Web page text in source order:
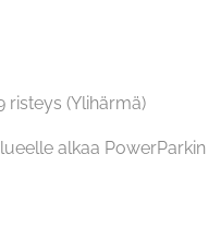
risteys (Ylihärmä)
alkaa PowerParkin